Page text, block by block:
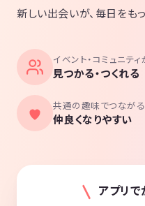
新しい出会いが、毎日をもっ
イベント・コミュニティ
見つかる・つくれる
共通の趣味でつなが
仲良くなりやすい
アプリで